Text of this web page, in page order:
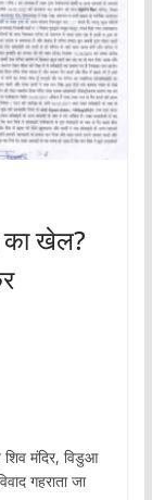
का खेल?
शिव मंदिर, विडुआ
गहराता जा